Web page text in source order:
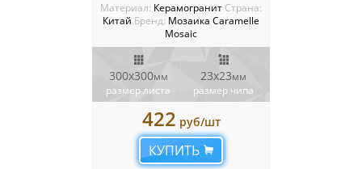
Материал: Керамогранит Cтрана:
Китай Бренд: Мозаика Caramelle
Mosaic
300x300мм
размер листа
23x23мм
размер чипа
422 руб/шт
КУПИТЬ